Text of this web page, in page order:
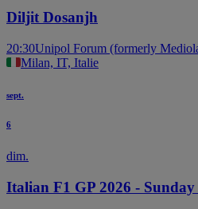
Diljit Dosanjh
20:30Unipol Forum (formerly
Milan, IT, Italie
sept.
6
dim.
Italian F1 GP 2026 - Sunday